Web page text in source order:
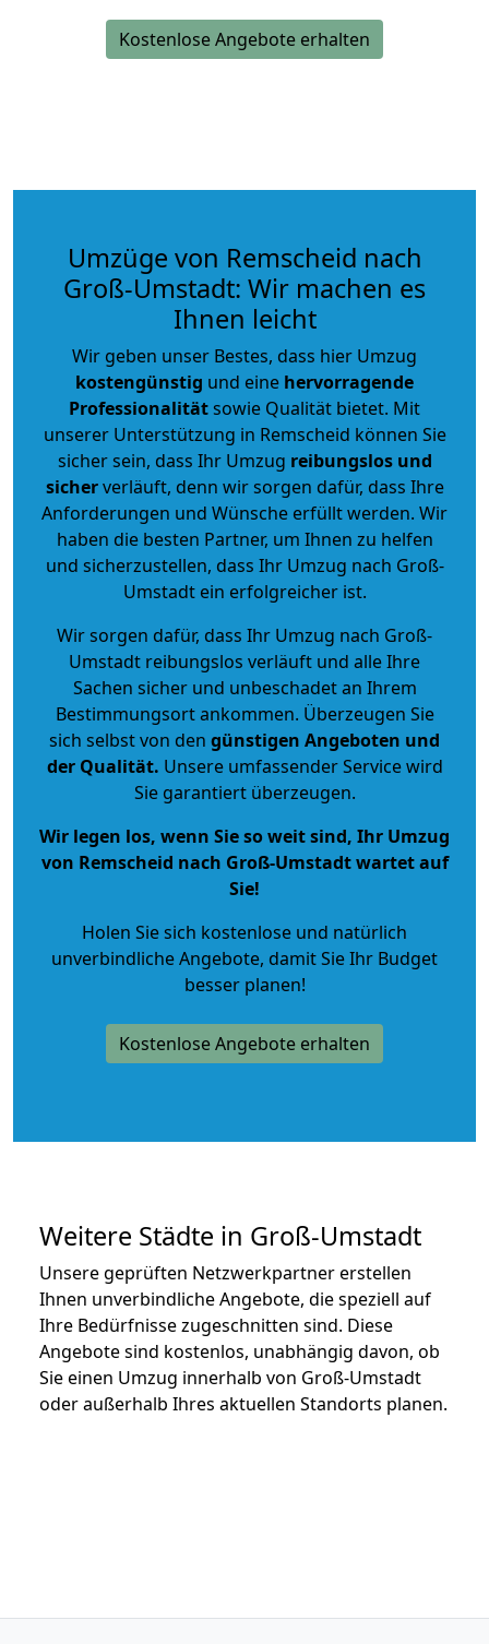
Kostenlose Angebote erhalten
Umzüge von Remscheid nach
Groß-Umstadt: Wir machen es
Ihnen leicht
Wir geben unser Bestes, dass hier Umzug
kostengünstig und eine hervorragende
Professionalitätsowie Qualität bietet. Mit
unserer Unterstützung in Remscheid können Sie
sicher sein, dass Ihr Umzug reibungslos und
sicherverläuft, denn wir sorgen dafür, dass Ihre
Anforderungen und Wünsche erfüllt werden. Wir
haben die besten Partner, um Ihnen zu helfen
und sicherzustellen, dass Ihr Umzug nach Groß-
Umstadt ein erfolgreicher ist.
Wir sorgen dafür, dass Ihr Umzug nach Groß-
Umstadt reibungslos verläuft und alle Ihre
Sachen sicher und unbeschadet an Ihrem
Bestimmungsort ankommen. Überzeugen Sie
sich selbst von den günstigen Angeboten und
der Qualität. Unsere umfassender Service wird
Sie garantiert überzeugen.
Wir legen los, wenn Sie so weit sind, Ihr Umzug
von Remscheid nach Groß-Umstadt wartet auf
Sie!
Holen Sie sich kostenlose und natürlich
unverbindliche Angebote, damit Sie Ihr Budget
besser planen!
Kostenlose Angebote erhalten
Weitere Städte in Groß-Umstadt
Unsere geprüften Netzwerkpartner erstellen
Ihnen unverbindliche Angebote, die speziell auf
Ihre Bedürfnisse zugeschnitten sind. Diese
Angebote sind kostenlos, unabhängig davon, ob
Sie einen Umzug innerhalb von Groß-Umstadt
oder außerhalb Ihres aktuellen Standorts planen.